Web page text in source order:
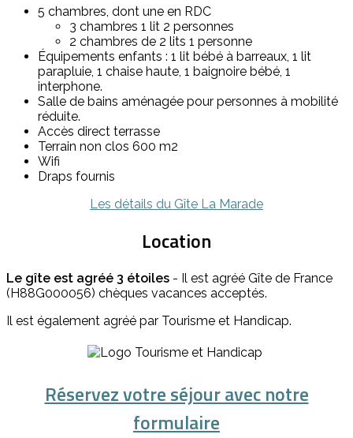
5 chambres, dont une en RDC
3 chambres 1 lit 2 personnes
2 chambres de 2 lits 1 personne
Équipements enfants : 1 lit bébé à barreaux, 1 lit
parapluie, 1 chaise haute, 1 baignoire bébé, 1
interphone.
Salle de bains aménagée pour personnes à mobilité
réduite.
Accès direct terrasse
Terrain non clos 600 m2
Wifi
Draps fournis
Les détails du Gîte La Marade
Location
Le gîte est agréé 3 étoiles - Il est agréé Gîte de France
(H88G000056) chèques vacances acceptés.
Il est également agréé par Tourisme et Handicap.
Réservez votre séjour avec notre
formulaire